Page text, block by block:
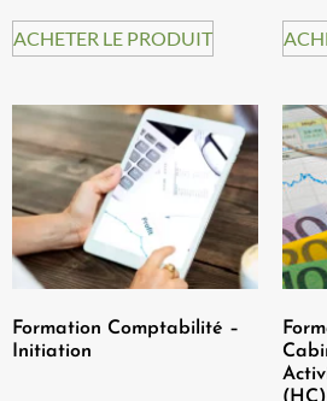
ACHETER LE PRODUIT
Formation Comptabilité –
Initiation